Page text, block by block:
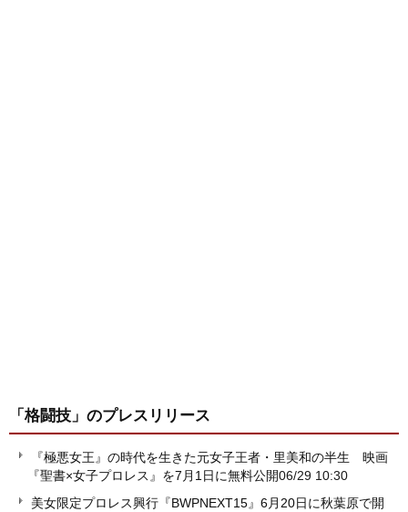
「格闘技」 のプレスリリース
『極悪女王』の時代を生きた元女子王者・里美和の半生 映画
『聖書×女子プロレス』を7月1日に無料公開06/29 10:30
美女限定プロレス興行『BWPNEXT15』6月20日に秋葉原で開